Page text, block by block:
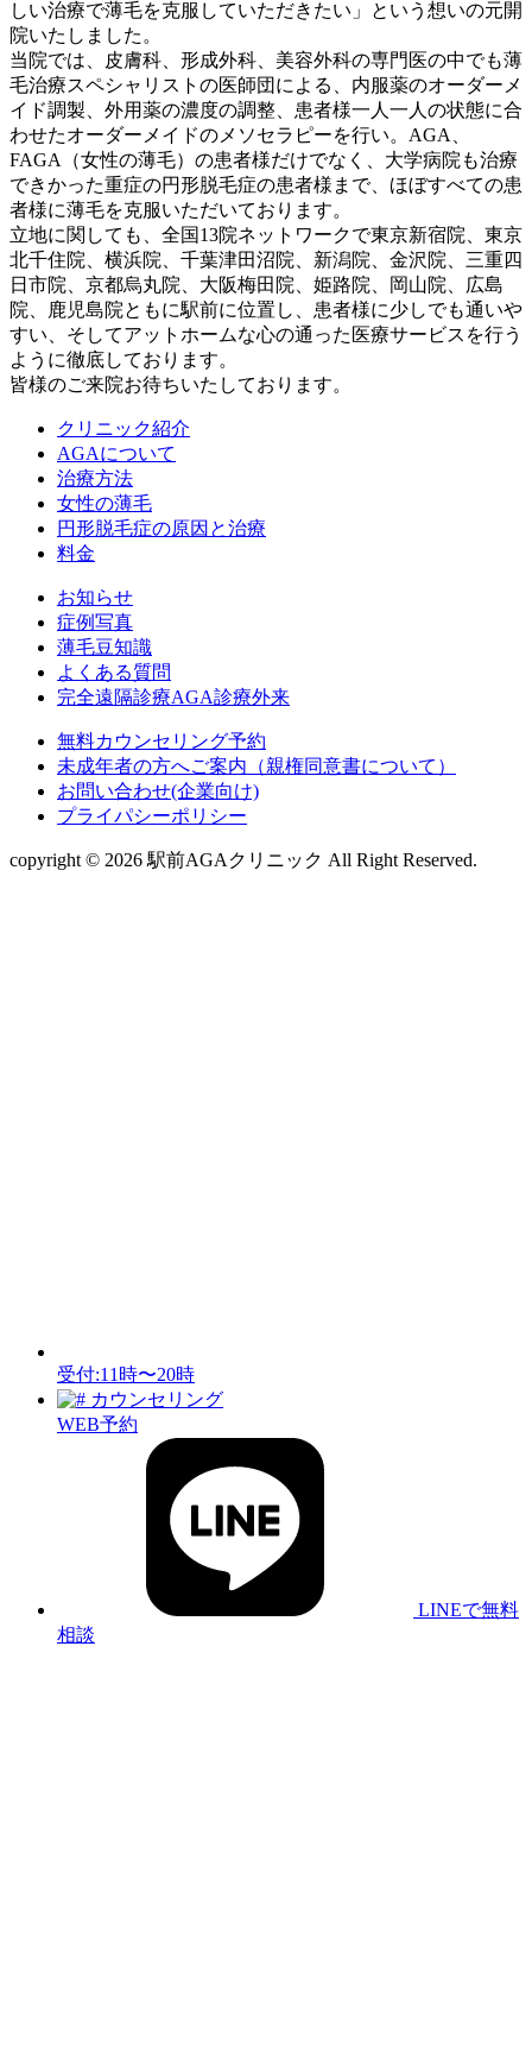
しい治療で薄毛を克服していただきたい」という想いの元開
院いたしました。
当院では、皮膚科、形成外科、美容外科の専門医の中でも薄
毛治療スペシャリストの医師団による、内服薬のオーダーメ
イド調製、外用薬の濃度の調整、患者様一人一人の状態に合
わせたオーダーメイドのメソセラピーを行い。AGA、
FAGA（女性の薄毛）の患者様だけでなく、大学病院も治療
できかった重症の円形脱毛症の患者様まで、ほぼすべての患
者様に薄毛を克服いただいております。
立地に関しても、全国13院ネットワークで東京新宿院、東京
北千住院、横浜院、千葉津田沼院、新潟院、金沢院、三重四
日市院、京都烏丸院、大阪梅田院、姫路院、岡山院、広島
院、鹿児島院ともに駅前に位置し、患者様に少しでも通いや
すい、そしてアットホームな心の通った医療サービスを行う
ように徹底しております。
皆様のご来院お待ちいたしております。
クリニック紹介
AGAについて
治療方法
女性の薄毛
円形脱毛症の原因と治療
料金
お知らせ
症例写真
薄毛豆知識
よくある質問
完全遠隔診療AGA診療外来
無料カウンセリング予約
未成年者の方へご案内（親権同意書について）
お問い合わせ(企業向け)
プライパシーポリシー
copyright © 2026 駅前AGAクリニック All Right Reserved.
受付:11時〜20時
カウンセリング
WEB予約
LINEで無料
相談